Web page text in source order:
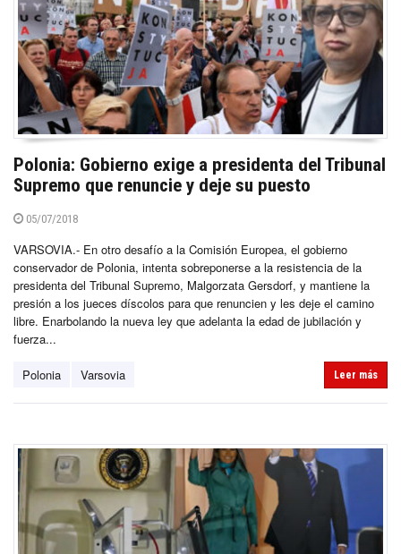
Polonia: Gobierno exige a presidenta del Tribunal
Supremo que renuncie y deje su puesto
05/07/2018
VARSOVIA.- En otro desafío a la Comisión Europea, el gobierno
conservador de Polonia, intenta sobreponerse a la resistencia de la
presidenta del Tribunal Supremo, Malgorzata Gersdorf, y mantiene la
presión a los jueces díscolos para que renuncien y les deje el camino
libre. Enarbolando la nueva ley que adelanta la edad de jubilación y
fuerza...
Polonia Varsovia Leer más